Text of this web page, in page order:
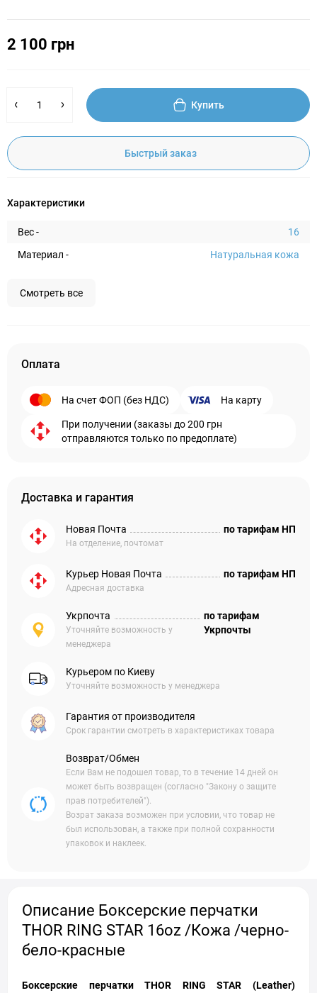
2 100 грн
Купить
Быстрый заказ
Характеристики
Вес -
16
Материал -
Натуральная кожа
Смотреть все
Оплата
На счет ФОП (без НДС) На карту
При получении (заказы до 200 грн
отправляются только по предоплате)
Доставка и гарантия
Новая Почта
На отделение, почтомат
по тарифам НП
Курьер Новая Почта
Адресная доставка
по тарифам НП
Укрпочта
Уточняйте возможность у
менеджера
по тарифам
Укрпочты
Курьером по Киеву
Уточняйте возможность у менеджера
Гарантия от производителя
Срок гарантии смотреть в характеристиках товара
Возврат/Обмен
Если Вам не подошел товар, то в течение 14 дней он
может быть возвращен (согласно "Закону о защите
прав потребителей").
Возрат заказа возможен при условии, что товар не
был использован, а также при полной сохранности
упаковок и наклеек.
Описание Боксерские перчатки
THOR RING STAR 16oz /Кожа /черно-
бело-красные
Боксерские перчатки THOR RING STAR (Leather)